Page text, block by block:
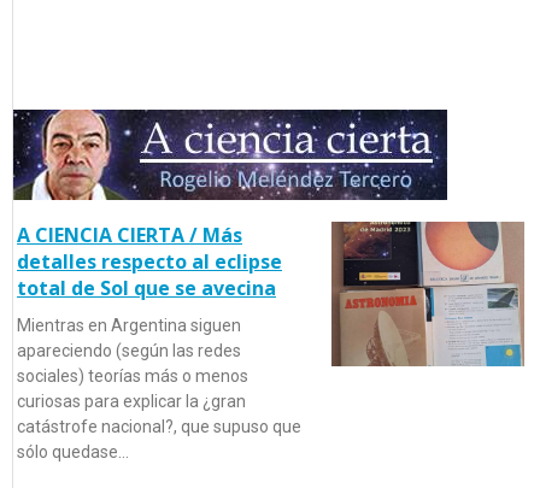
A CIENCIA CIERTA / Más
detalles respecto al eclipse
total de Sol que se avecina
Mientras en Argentina siguen
apareciendo (según las redes
sociales) teorías más o menos
curiosas para explicar la ¿gran
catástrofe nacional?, que supuso que
sólo quedase…